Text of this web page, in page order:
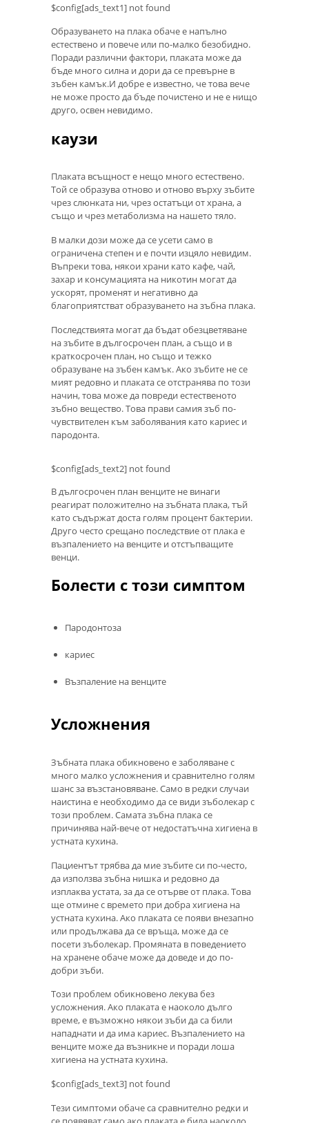
$config[ads_text1] not found
Образуването на плака обаче е напълно
естествено и повече или по-малко безобидно.
Поради различни фактори, плаката може да
бъде много силна и дори да се превърне в
зъбен камък.И добре е известно, че това вече
не може просто да бъде почистено и не е нищо
друго, освен невидимо.
каузи
Плаката всъщност е нещо много естествено.
Той се образува отново и отново върху зъбите
чрез слюнката ни, чрез остатъци от храна, а
също и чрез метаболизма на нашето тяло.
В малки дози може да се усети само в
ограничена степен и е почти изцяло невидим.
Въпреки това, някои храни като кафе, чай,
захар и консумацията на никотин могат да
ускорят, променят и негативно да
благоприятстват образуването на зъбна плака.
Последствията могат да бъдат обезцветяване
на зъбите в дългосрочен план, а също и в
краткосрочен план, но също и тежко
образуване на зъбен камък. Ако зъбите не се
мият редовно и плаката се отстранява по този
начин, това може да повреди естественото
зъбно вещество. Това прави самия зъб по-
чувствителен към заболявания като кариес и
пародонта.
$config[ads_text2] not found
В дългосрочен план венците не винаги
реагират положително на зъбната плака, тъй
като съдържат доста голям процент бактерии.
Друго често срещано последствие от плака е
възпалението на венците и отстъпващите
венци.
Болести с този симптом
Пародонтоза
кариес
Възпаление на венците
Усложнения
Зъбната плака обикновено е заболяване с
много малко усложнения и сравнително голям
шанс за възстановяване. Само в редки случаи
наистина е необходимо да се види зъболекар с
този проблем. Самата зъбна плака се
причинява най-вече от недостатъчна хигиена в
устната кухина.
Пациентът трябва да мие зъбите си по-често,
да използва зъбна нишка и редовно да
изплаква устата, за да се отърве от плака. Това
ще отмине с времето при добра хигиена на
устната кухина. Ако плаката се появи внезапно
или продължава да се връща, може да се
посети зъболекар. Промяната в поведението
на хранене обаче може да доведе и до по-
добри зъби.
Този проблем обикновено лекува без
усложнения. Ако плаката е наоколо дълго
време, е възможно някои зъби да са били
нападнати и да има кариес. Възпалението на
венците може да възникне и поради лоша
хигиена на устната кухина.
$config[ads_text3] not found
Тези симптоми обаче са сравнително редки и